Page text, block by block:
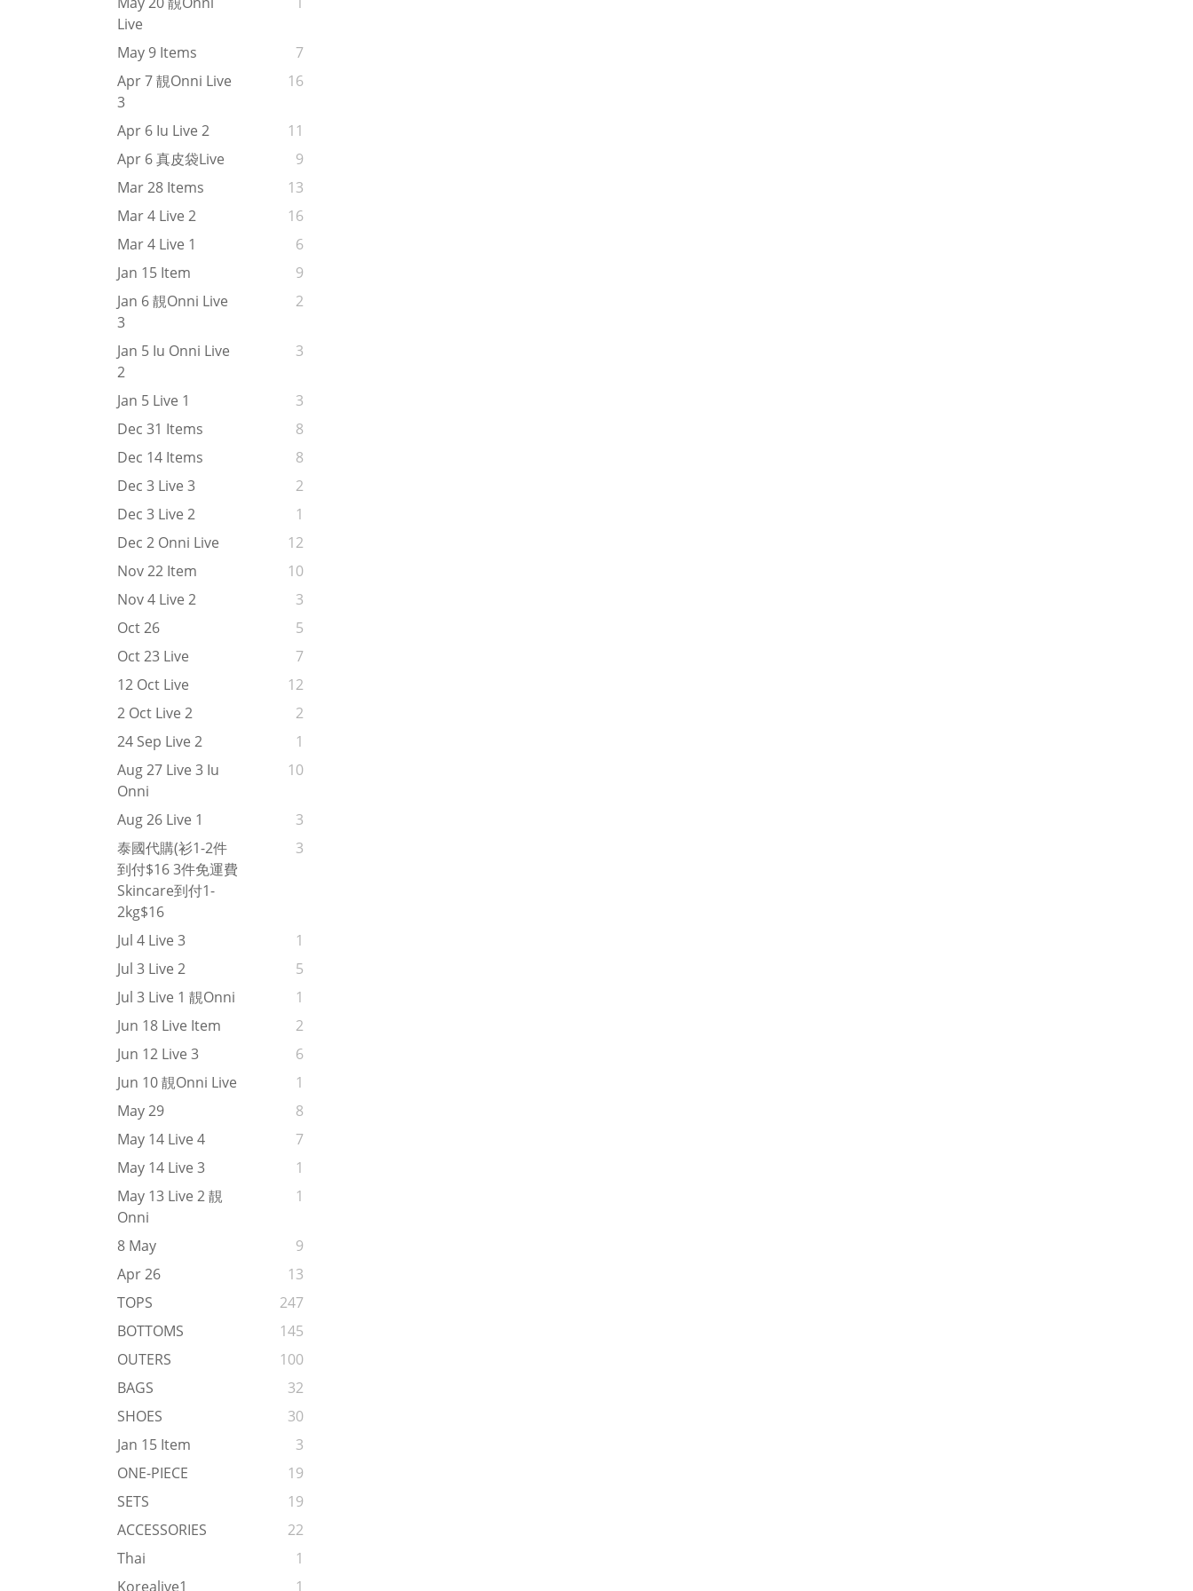
Live
May 9 Items
7
Apr 7 靚onni Live
3
16
Apr 6 Iu Live 2
11
Apr 6 真皮袋live
9
Mar 28 Items
13
Mar 4 Live 2
16
Mar 4 Live 1
6
Jan 15 Item
9
Jan 6 靚onni Live
3
2
Jan 5 Iu Onni Live
2
3
Jan 5 Live 1
3
Dec 31 Items
8
Dec 14 Items
8
Dec 3 Live 3
2
Dec 3 Live 2
1
Dec 2 Onni Live
12
Nov 22 Item
10
Nov 4 Live 2
3
Oct 26
5
Oct 23 Live
7
12 Oct Live
12
2 Oct Live 2
2
24 Sep Live 2
1
Aug 27 Live 3 Iu
Onni
10
Aug 26 Live 1
3
泰國代購(衫1-2件
到付$16 3件免運費
Skincare到付1-
2kg$16
3
Jul 4 Live 3
1
Jul 3 Live 2
5
Jul 3 Live 1 靚onni
1
Jun 18 Live Item
2
Jun 12 Live 3
6
Jun 10 靚onni Live
1
May 29
8
May 14 Live 4
7
May 14 Live 3
1
May 13 Live 2 靚
Onni
1
8 May
9
Apr 26
13
TOPS
247
BOTTOMS
145
OUTERS
100
BAGS
32
SHOES
30
Jan 15 Item
3
ONE-PIECE
19
SETS
19
ACCESSORIES
22
Thai
1
Korealive1
1